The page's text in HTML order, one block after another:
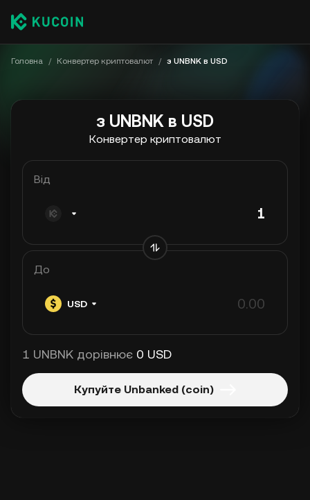
Головна / Конвертер криптовалют / з UNBNK в USD
з UNBNK в USD
Конвертер криптовалют
Від
До
USD
1 UNBNK дорівнює 0 USD
Купуйте Unbanked (coin)